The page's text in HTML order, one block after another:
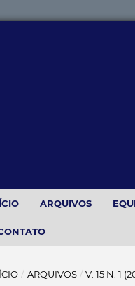
ARQUIVOS
/ ARQUIVOS / V. 15 N. 1